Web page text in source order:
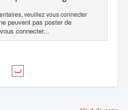
veuillez vous connecter
peuvent pas poster de
connecter...